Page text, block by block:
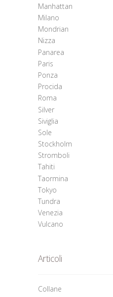
Manhattan
Milano
Mondrian
Nizza
Panarea
Paris
Ponza
Procida
Roma
Silver
Siviglia
Sole
Stockholm
Stromboli
Tahiti
Taormina
Tokyo
Tundra
Venezia
Vulcano
Articoli
Collane